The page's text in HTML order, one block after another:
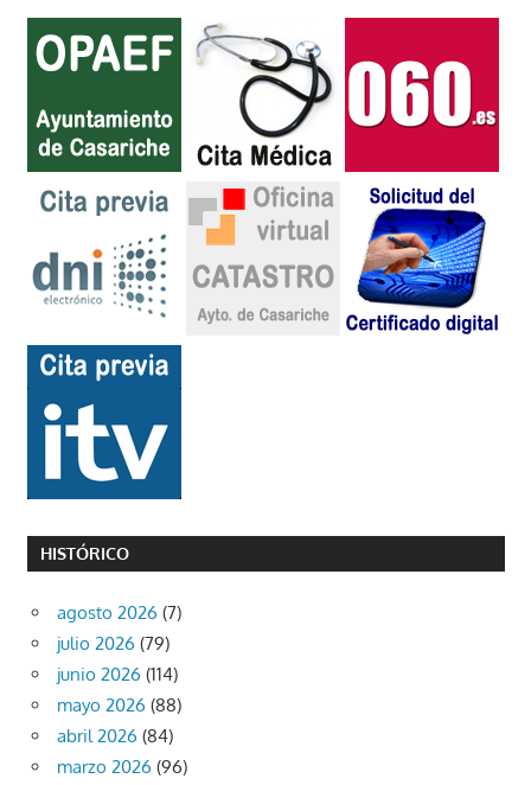
HISTÓRICO
agosto 2026 (7)
julio 2026 (79)
junio 2026 (114)
mayo 2026 (88)
abril 2026 (84)
marzo 2026 (96)